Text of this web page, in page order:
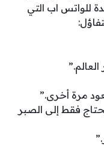
للواتس اب التي
مرة أخرى.”
فقط إلى الصبر